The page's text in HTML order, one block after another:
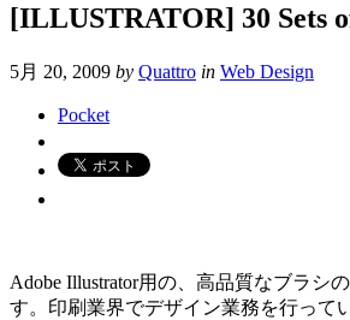
[ILLUSTRATOR] 30 Sets
5月 20, 2009 by Quattro in Web Design
Pocket
Adobe Illustrator用の、高品質なブラシ
す。印刷業界でデザイン業務を行って